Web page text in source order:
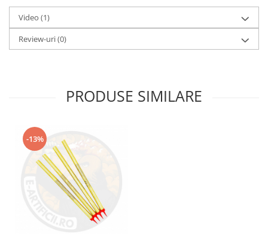
Video (1)
Review-uri(0)
PRODUSE SIMILARE
-13%